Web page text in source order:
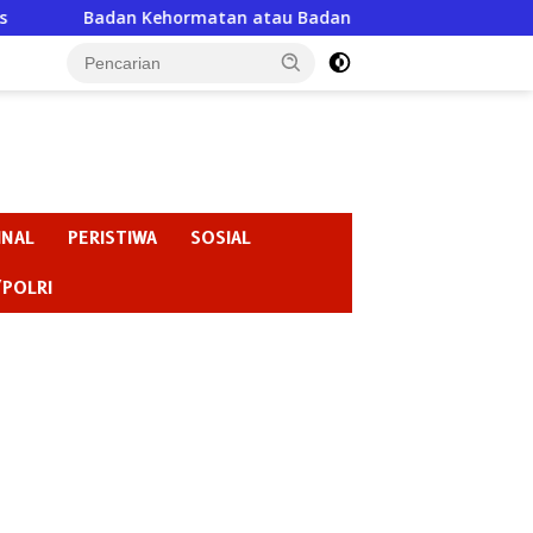
atau Badan Pembiaran ? “Ketika Ketua DPRD Gresik Justru
PERISTIWA SOSIAL